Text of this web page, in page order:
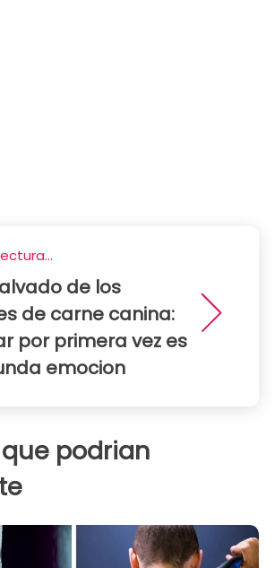
de los
de carne canina:
por primera vez es
emocion
podrian